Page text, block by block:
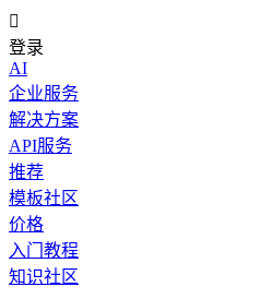

登录
AI
企业服务
解决方案
API服务
推荐
模板社区
价格
入门教程
知识社区